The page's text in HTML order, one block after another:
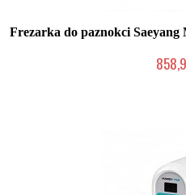
Frezarka do paznokci